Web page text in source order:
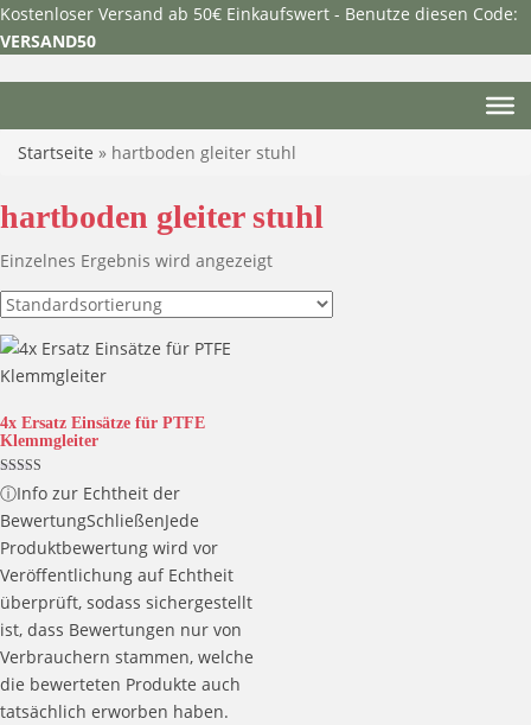
Kostenloser Versand ab 50€ Einkaufswert - Benutze diesen Code:
VERSAND50
Startseite » hartboden gleiter stuhl
hartboden gleiter stuhl
Einzelnes Ergebnis wird angezeigt
4x Ersatz Einsätze für PTFE​
Klemmgleiter
Bewertet mit
5.00
von 5
ⓘInfo zur Echtheit der
BewertungSchließenJede
Produktbewertung wird vor
Veröffentlichung auf Echtheit
überprüft, sodass sichergestellt
ist, dass Bewertungen nur von
Verbrauchern stammen, welche
die bewerteten Produkte auch
tatsächlich erworben haben.